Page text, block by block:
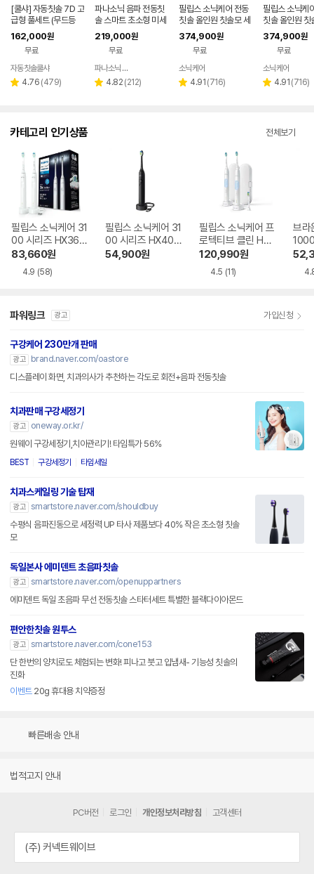
[쿨샤] 자동칫솔 7D 고
급형 풀세트 (무드등
무선충전기 포함)
162,000원
무료
자동칫솔쿨샤
별 4.76 리
(479)
파나소닉 음파 전동칫
솔 스마트 초소형 미세
모 교정 어금니 칫솔 고
속충전 EW-DA48
219,000원
무료
페이
파나소닉 공식판매점
별 4.82 리
(212)
필립스 소닉케어 전동
칫솔 올인원 칫솔모 세
트 프레스티지 9900
샴페인
374,900원
무료
소닉케어
별 4.91 리
(716)
필립스 소닉케
칫솔 올인원 칫
트 프레스티
미드나잇 블루
374,900원
무료
소닉케어
별 4.91 리
(716)
카테고리 인기상품 전체보기
필립스 소닉케어 31
00 시리즈 HX367
5/23
83,660원
4.9 (58)
필립스 소닉케어 31
00 시리즈 HX403
1/32
54,900원
필립스 소닉케어 프
로텍티브 클린 HX6
403/70
120,990원
4.5 (11)
브라
1000
파워링크 광고 가입신청
구강케어 230만개 판매
광고
brand.naver.com/oastore
디스플레이 화면, 치과의사가 추천하는 각도로 회전+음파 전동칫솔
치과판매 구강세정기
광고
oneway.or.kr/
원웨이 구강세정기,치아관리기! 타임특가 56%
BEST 구강세정기 타임세일
치과스케일링 기술 탑재
광고 smartstore.naver.com/shouldbuy
수평식 음파진동으로 세정력 UP 타사 제품보다 40% 작은 초소형 칫솔
모
독일본사 에미덴트 초음파칫솔
광고 smartstore.naver.com/openuppartners
에미덴트 독일 초음파 무선 전동칫솔 스타터세트 특별한 블랙다이아몬드
편안한칫솔 원투스
광고 smartstore.naver.com/cone153
단 한번의 양치로도 체험되는 변화! 피나고 붓고 입냄새- 기능성 칫솔의
진화
이벤트20g 휴대용 치약증정
빠른배송 안내
법적고지 안내
PC버전 로그인 개인정보처리방침 고객센터
(주) 커넥트웨이브